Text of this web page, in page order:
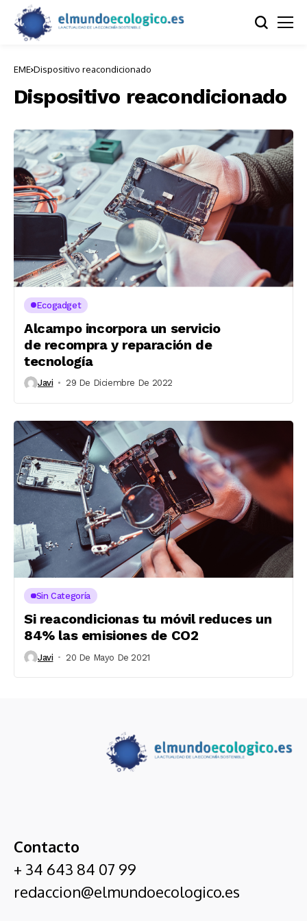
EME Dispositivo reacondicionado
Dispositivo reacondicionado
Ecogadget
Alcampo incorpora un servicio
de recompra y reparación de
tecnología
Javi 29 De Diciembre De 2022
Sin Categoría
Si reacondicionas tu móvil reduces un
84% las emisiones de CO2
Javi 20 De Mayo De 2021
Contacto
+ 34 643 84 07 99
redaccion@elmundoecologico.es